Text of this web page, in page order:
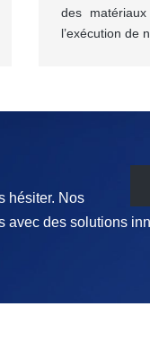
des
l’exécution de
hésiter. Nos
avec des solutions